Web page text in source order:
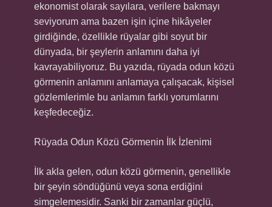
ekonomist olarak sayılara, verilere bakmayı
seviyorum ama bazen işin içine hikâyeler
girdiğinde, özellikle rüyalar gibi soyut bir
dünyada, bir şeylerin anlamını daha iyi
kavrayabiliyoruz. Bu yazıda, rüyada odun közü
görmenin anlamını anlamaya çalışacak, kişisel
gözlemlerimle bu anlamın farklı yorumlarını
keşfedeceğiz.
Rüyada Odun Közü Görmenin İlk İzlenimi
İlk akla gelen, odun közü görmenin, genellikle
bir şeyin söndüğünü veya sona erdiğini
simgelemesidir. Sanki bir zamanlar güçlü,